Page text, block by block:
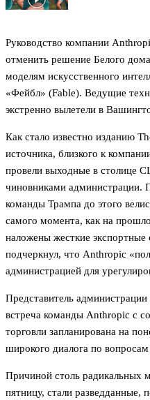
Руководство компании
отменить решение Белого
моделям искусственного
«Фейбл» (Fable). Ведущие
экстренно вылетели в
Как стало известно изданию
источника, близкого к
провели выходные в столице
чиновниками администрации.
команды Трампа до этого
самого момента, как на
наложены жесткие экспортные
подчеркнул, что Anthropic
администрацией для
Представитель
встреча команды Anthropic с
торговли запланирована на
широкого диалога по вопросам
Причиной столь радикальных
пятницу, стали разведданные,